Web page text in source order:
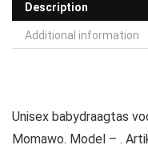
Description
Additional information
Unisex babydraagtas
Momawo. Model – .